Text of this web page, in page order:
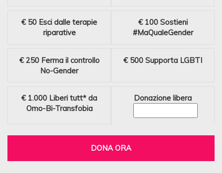
€ 50 Esci dalle terapie
riparative
€ 100 Sostieni
#MaQualeGender
€ 250 Ferma il controllo
No-Gender
€ 500 Supporta LGBTI
€ 1.000 Liberi tutt* da
Omo-Bi-Transfobia
Donazione libera
DONA ORA